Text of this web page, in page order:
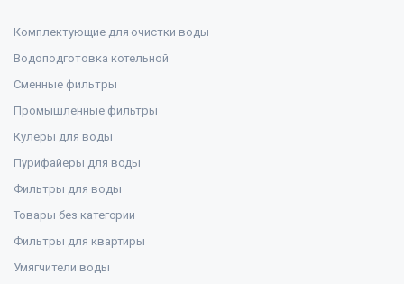
Комплектующие для очистки воды
Водоподготовка котельной
Сменные фильтры
Промышленные фильтры
Кулеры для воды
Пурифайеры для воды
Фильтры для воды
Товары без категории
Фильтры для квартиры
Умягчители воды